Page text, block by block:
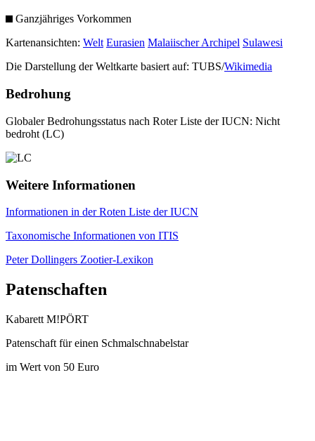
Ganzjähriges Vorkommen
Kartenansichten: Welt Eurasien Malaiischer Archipel Sulawesi
Die Darstellung der Weltkarte basiert auf: TUBS/Wikimedia
Bedrohung
Globaler Bedrohungsstatus nach Roter Liste der IUCN: Nicht
bedroht (LC)
Weitere Informationen
Informationen in der Roten Liste der IUCN
Taxonomische Informationen von ITIS
Peter Dollingers Zootier-Lexikon
Patenschaften
Kabarett M!PÖRT
Patenschaft für einen Schmalschnabelstar
im Wert von 50 Euro